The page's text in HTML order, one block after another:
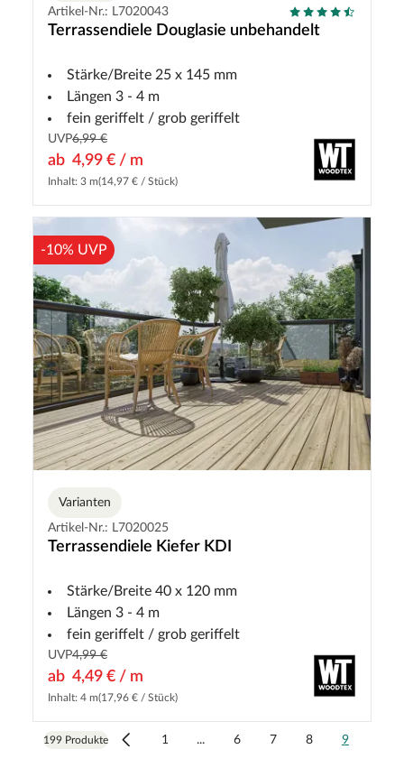
Artikel-Nr.: L7020043
Terrassendiele Douglasie unbehandelt
Stärke/Breite 25 x 145 mm
Längen 3 - 4 m
fein geriffelt / grob geriffelt
UVP6,99 €
ab 4,99 € / m
Inhalt: 3 m(14,97 € / Stück)
-10% UVP
Varianten
Artikel-Nr.: L7020025
Terrassendiele Kiefer KDI
Stärke/Breite 40 x 120 mm
Längen 3 - 4 m
fein geriffelt / grob geriffelt
UVP4,99 €
ab 4,49 € / m
Inhalt: 4 m(17,96 € / Stück)
199 Produkte 1 ... 6 7 8 9